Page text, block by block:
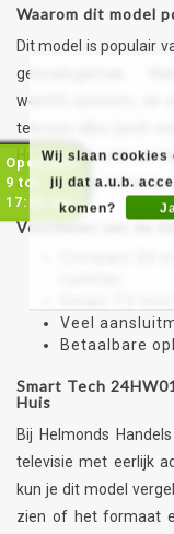
Waarom dit model
Dit model is populair
gebruiksgemak.
webOS‑systeem, de
televisie alles biedt
Het energieverbruik
aan de muur te
Voordelen van de
Veel
Betaalbare
Smart Tech
Huis
Bij Helmonds
televisie met eerlijk
kun je dit model
zien of het formaat
Open van
9 tot
17:00 uur
Wij slaan cookies
jij dat a.u.b.
komen?